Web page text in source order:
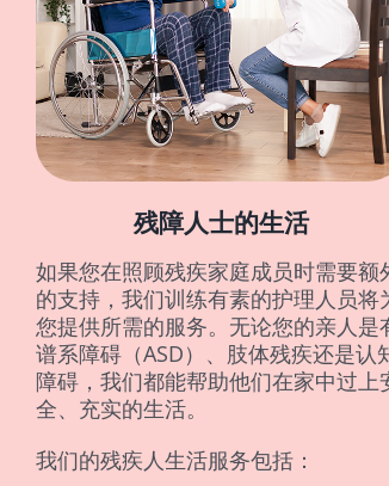
残障人士的生活
如果您在照顾残疾家庭成员时需要额
的支持，我们训练有素的护理人员将
您提供所需的服务。无论您的亲人是
谱系障碍（ASD）、肢体残疾还是认
障碍，我们都能帮助他们在家中过上
全、充实的生活。
我们的残疾人生活服务包括：